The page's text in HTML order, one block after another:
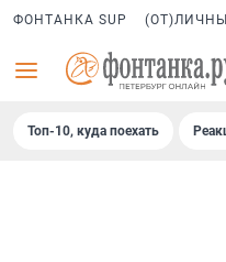
ФОНТАНКА SUP
Топ-10, куда поехать